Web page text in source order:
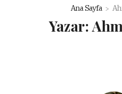
Ana Sayfa
Yazar: